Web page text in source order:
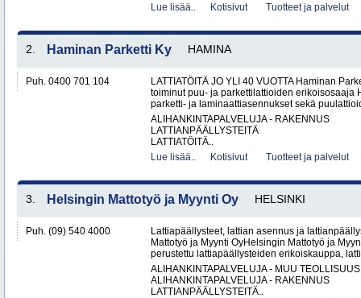
Lue lisää..
Kotisivut Tuotteet ja palvelut
2. Haminan Parketti Ky HAMINA
Puh. 0400 701 104
LATTIATÖITÄ JO YLI 40 VUOTTA Haminan
toiminut puu- ja parkettilattioiden erikoisosaaja
parketti- ja laminaattiasennukset sekä
ALIHANKINTAPALVELUJA - RAKENNUS
LATTIANPÄÄLLYSTEITÄ
LATTIATÖITÄ..
Lue lisää..
Kotisivut Tuotteet ja palvelut
3. Helsingin Mattotyö ja Myynti Oy HELSINKI
Puh. (09) 540 4000
Lattiapäällysteet, lattian asennus ja
Mattotyö ja Myynti OyHelsingin Mattotyö ja
perustettu lattiapäällysteiden erikoiskauppa,
ALIHANKINTAPALVELUJA - MUU TEOLLISUUS
ALIHANKINTAPALVELUJA - RAKENNUS
LATTIANPÄÄLLYSTEITÄ..